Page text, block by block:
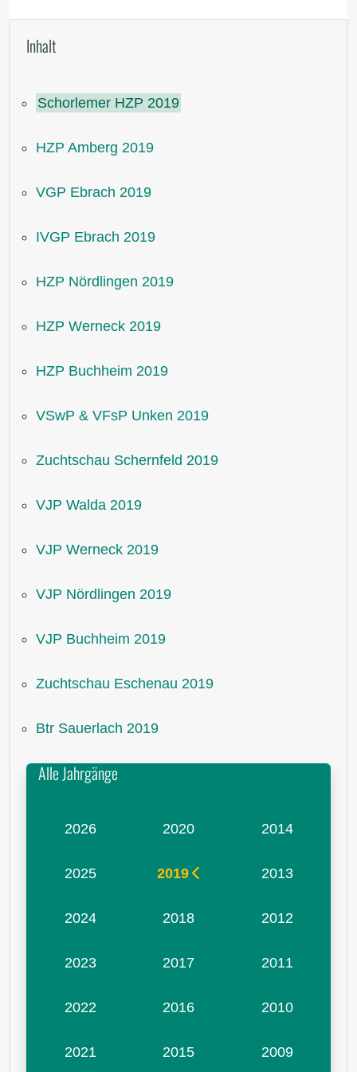
Inhalt
Schorlemer HZP 2019
HZP Amberg 2019
VGP Ebrach 2019
IVGP Ebrach 2019
HZP Nördlingen 2019
HZP Werneck 2019
HZP Buchheim 2019
VSwP & VFsP Unken 2019
Zuchtschau Schernfeld 2019
VJP Walda 2019
VJP Werneck 2019
VJP Nördlingen 2019
VJP Buchheim 2019
Zuchtschau Eschenau 2019
Btr Sauerlach 2019
Alle Jahrgänge
2026
2025
2024
2023
2022
2021
2020
2019
2018
2017
2016
2015
2014
2013
2012
2011
2010
2009